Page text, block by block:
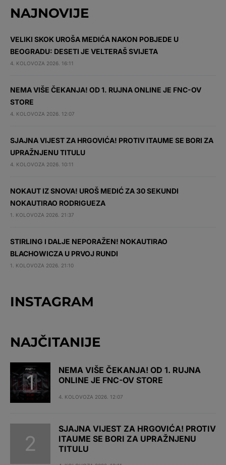
NAJNOVIJE
VELIKI SKOK UROŠA MEDIĆA NAKON POBJEDE U
BEOGRADU: DESETI JE VELTERAŠ SVIJETA
4. KOLOVOZA 2026. 16:11
NEMA VIŠE ČEKANJA! OD 1. RUJNA ONLINE JE FNC-OV
STORE
4. KOLOVOZA 2026. 12:07
SJAJNA VIJEST ZA HRGOVIĆA! PROTIV ITAUME SE BORI ZA
UPRAŽNJENU TITULU
4. KOLOVOZA 2026. 10:11
NOKAUT IZ SNOVA! UROŠ MEDIĆ ZA 30 SEKUNDI
NOKAUTIRAO RODRIGUEZA
1. KOLOVOZA 2026. 21:37
STIRLING I DALJE NEPORAŽEN! NOKAUTIRAO
BLACHOWICZA U PRVOJ RUNDI
1. KOLOVOZA 2026. 21:10
INSTAGRAM
NAJČITANIJE
NEMA VIŠE ČEKANJA! OD 1. RUJNA
ONLINE JE FNC-OV STORE
4. KOLOVOZA 2026. 12:07
SJAJNA VIJEST ZA HRGOVIĆA! PROTIV
ITAUME SE BORI ZA UPRAŽNJENU
TITULU